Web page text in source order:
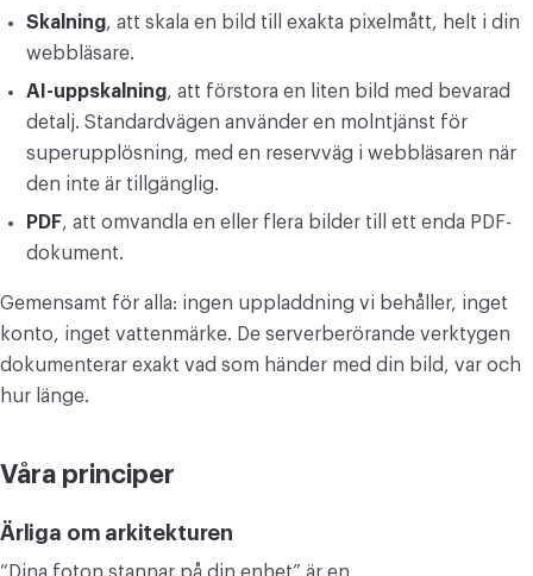
Skalning, att skala en bild till exakta pixelmått, helt i din
webbläsare.
AI-uppskalning, att förstora en liten bild med bevarad
detalj. Standardvägen använder en molntjänst för
superupplösning, med en reservväg i webbläsaren när
den inte är tillgänglig.
PDF, att omvandla en eller flera bilder till ett enda PDF-
dokument.
Gemensamt för alla: ingen uppladdning vi behåller, inget
konto, inget vattenmärke. De serverberörande verktygen
dokumenterar exakt vad som händer med din bild, var och
hur länge.
Våra principer
Ärliga om arkitekturen